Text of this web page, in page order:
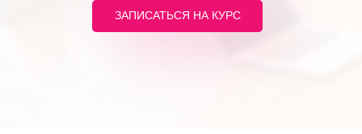
ЗАПИСАТЬСЯ НА КУРС